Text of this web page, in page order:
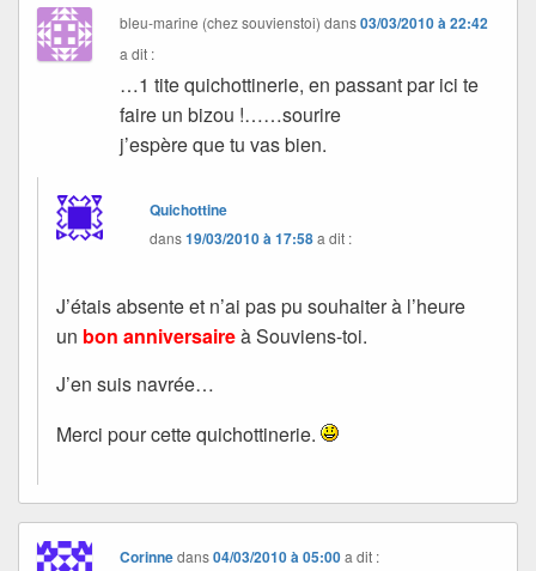
bleu-marine (chez souvienstoi) dans03/03/2010 à 22:42
a dit :
…1 tite quichottinerie, en passant par ici te
faire un bizou !……sourire
j’espère que tu vas bien.
Quichottine
dans19/03/2010 à 17:58a dit :
J’étais absente et n’ai pas pu souhaiter à l’heure
un bon anniversaireà Souviens-toi.
J’en suis navrée…
Merci pour cette quichottinerie.
Corinnedans04/03/2010 à 05:00 a dit :